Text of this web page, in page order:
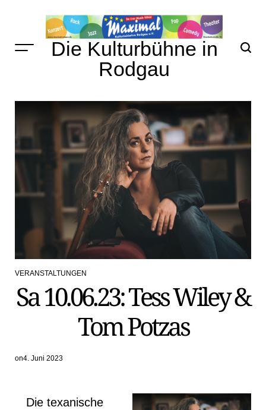
to
content
Die Kulturbühne in
Rodgau
POSTED
IN
VERANSTALTUNGEN
Sa 10.06.23: Tess Wiley &
Tom Potzas
on4. Juni 2023
Die texanische